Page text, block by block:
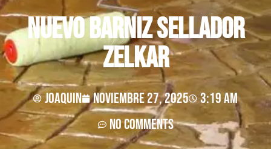
Nuevo Barniz sellador
ZELKAR
joaquin noviembre 27, 2025
3:19 am
No Comments